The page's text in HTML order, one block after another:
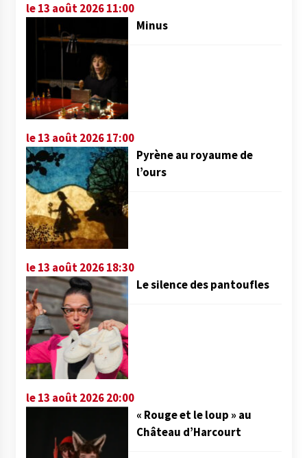
le 13 août 2026 11:00
Minus
le 13 août 2026 17:00
Pyrène au royaume de
l’ours
le 13 août 2026 18:30
Le silence des pantoufles
le 13 août 2026 20:00
« Rouge et le loup » au
Château d’Harcourt